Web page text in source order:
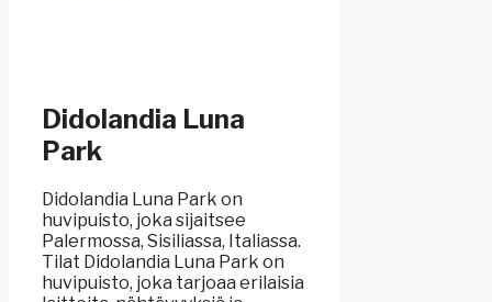
Didolandia Luna
Park
Didolandia Luna Park on
huvipuisto, joka sijaitsee
Palermossa, Sisiliassa, Italiassa.
Tilat Didolandia Luna Park on
huvipuisto, joka tarjoaa erilaisia